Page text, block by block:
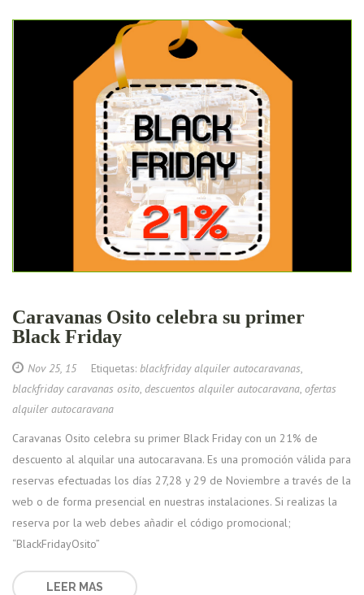
Caravanas Osito celebra su primer
Black Friday
Nov 25, 15Etiquetas: blackfriday alquiler autocaravanas,
blackfriday caravanas osito, descuentos alquiler autocaravana, ofertas
alquiler autocaravana
Caravanas Osito celebra su primer Black Friday con un 21% de
descuento al alquilar una autocaravana. Es una promoción válida para
reservas efectuadas los días 27,28 y 29 de Noviembre a través de la
web o de forma presencial en nuestras instalaciones. Si realizas la
reserva por la web debes añadir el código promocional;
“BlackFridayOsito”
LEER MAS